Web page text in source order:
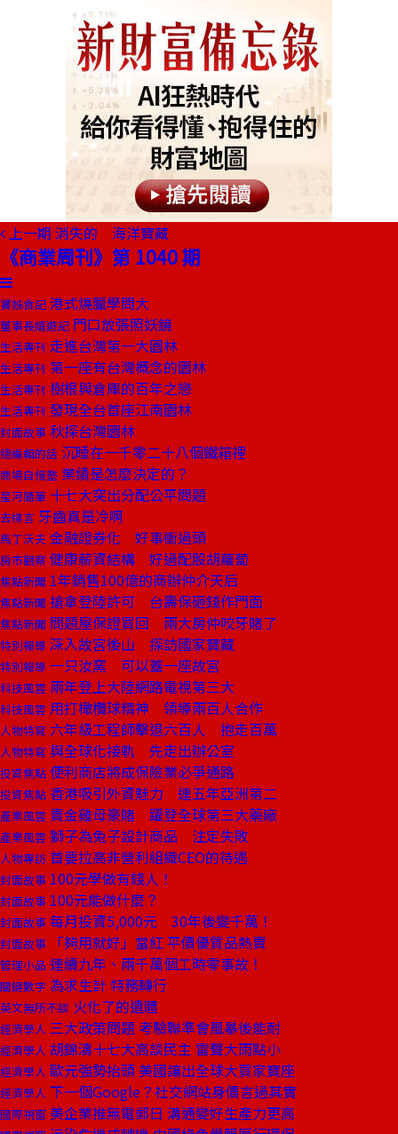
上一期 消失的 海洋寶藏
《商業周刊》第 1040 期
饕姊食記 港式燒臘學問大
董事長嬉遊記 門口放張照妖鏡
生活專刊 走進台灣第一大園林
生活專刊 第一座有台灣概念的園林
生活專刊 樹根與倉庫的百年之戀
生活專刊 發現全台首座江南園林
封面故事 秋探台灣園林
總編輯的話 沉睡在一千零二十八個鐵箱裡
商場自慢塾 業績是怎麼決定的？
星河隨筆 十七大突出分配公平問題
去梯言 牙齒真是冷啊
馬丁沃夫 金融證券化 好事衝過頭
房市觀察 健康薪資結構 好過配股胡蘿蔔
焦點新聞 1年銷售100億的商辦仲介天后
焦點新聞 搶拿登陸許可 台壽保砸錢作門面
焦點新聞 問題屋保證買回 兩大房仲咬牙賭了
特別報導 深入故宮後山 探訪國家寶藏
特別報導 一只汝窯 可以蓋一座故宮
科技風雲 兩年登上大陸網路電視第三大
科技風雲 用打橄欖球精神 領導兩百人合作
人物特寫 六年級工程師擊退六百人 抱走百萬
人物特寫 與全球化接軌 先走出辦公室
投資焦點 便利商店將成保險業必爭通路
投資焦點 香港吸引外資魅力 連五年亞洲第二
產業風雲 賣金雞母豪賭 躍登全球第三大藥廠
產業風雲 獅子為兔子設計商品 注定失敗
人物專訪 首要拉高非營利組織CEO的待遇
封面故事 100元學做有錢人！
封面故事 100元能做什麼？
封面故事 每月投資5,000元 30年後變千萬！
封面故事 「夠用就好」當紅 平價優質品熱賣
管理小品 連續九年、兩千萬個工時零事故！
關鍵數字 為求生計 特務轉行
英文無所不談 火化了的遺體
經濟學人 三大政策問題 考驗聯準會風暴後能耐
經濟學人 胡錦濤十七大高談民主 雷聲大雨點小
經濟學人 歐元強勢抬頭 美國讓出全球大買家寶座
經濟學人 下一個Google？社交網站身價言過其實
國際視窗 美企業推無電郵日 溝通變好生產力更高